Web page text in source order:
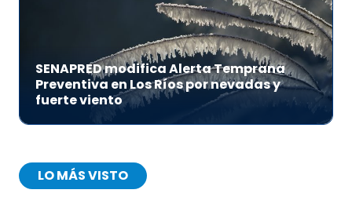
SENAPRED modifica Alerta Temprana
Preventiva en Los Ríos por nevadas y
fuerte viento
LO MÁS VISTO